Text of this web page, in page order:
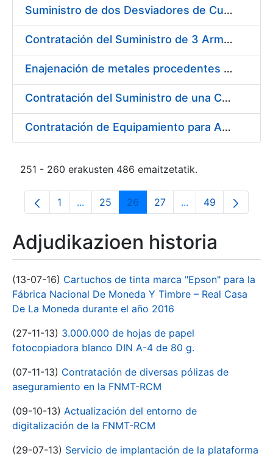
Suministro de dos Desviadores de Cuerdas para la nueva Máquina de Papel de la Fábrica de Papel de Seguridad de Burgos
Contratación del Suministro de 3 Armarios Inteligentes para Gestión de Llaves
Enajenación de metales procedentes de desmonetización (9 lotes)
Contratación del Suministro de una Carretilla Eléctrica Contrapesada
Contratación de Equipamiento para Ampliación de Infraestructura de Entorno de Digitalización
251 - 260 erakusten 486 emaitzetatik.
Orrialdea
1 ...Intermediate Pages Use TAB to navigate.
Orrialdea
25 Orrialdea
26 Orrialdea
27 ...Intermediate
Orrialdea
49
Adjudikazioen historia
(13-07-16) Cartuchos de tinta marca "Epson" para la
Fábrica Nacional De Moneda Y Timbre – Real Casa
De La Moneda durante el año 2016
(27-11-13) 3.000.000 de hojas de papel
fotocopiadora blanco DIN A-4 de 80 g.
(07-11-13) Contratación de diversas pólizas de
aseguramiento en la FNMT-RCM
(09-10-13) Actualización del entorno de
digitalización de la FNMT-RCM
(29-07-13) Servicio de implantación de la plataforma